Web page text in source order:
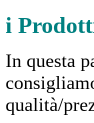
i
In questa
qualità/